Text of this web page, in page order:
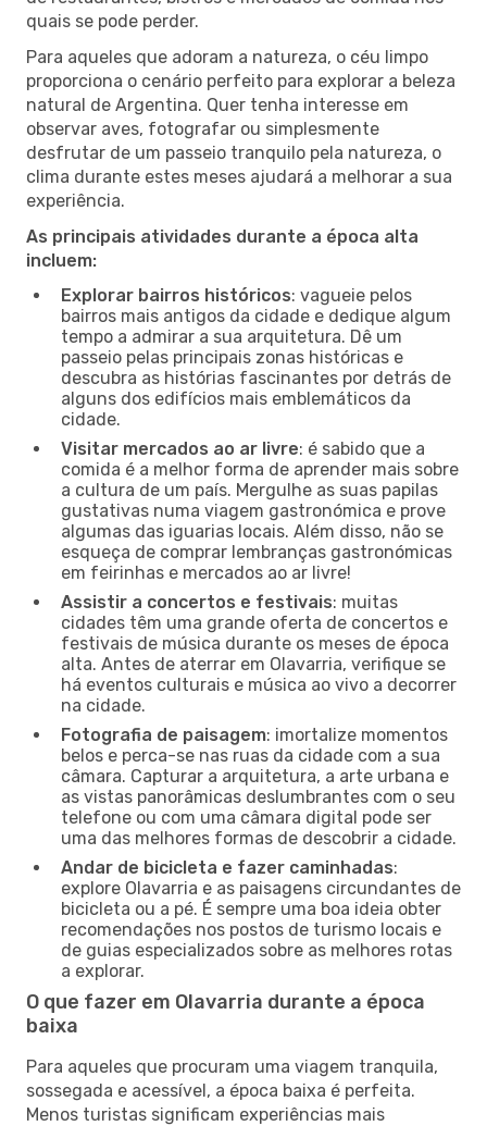
quais se pode perder.
Para aqueles que adoram a natureza, o céu limpo
proporciona o cenário perfeito para explorar a beleza
natural de Argentina. Quer tenha interesse em
observar aves, fotografar ou simplesmente
desfrutar de um passeio tranquilo pela natureza, o
clima durante estes meses ajudará a melhorar a sua
experiência.
As principais atividades durante a época alta
incluem:
Explorar bairros históricos: vagueie pelos
bairros mais antigos da cidade e dedique algum
tempo a admirar a sua arquitetura. Dê um
passeio pelas principais zonas históricas e
descubra as histórias fascinantes por detrás de
alguns dos edifícios mais emblemáticos da
cidade.
Visitar mercados ao ar livre: é sabido que a
comida é a melhor forma de aprender mais sobre
a cultura de um país. Mergulhe as suas papilas
gustativas numa viagem gastronómica e prove
algumas das iguarias locais. Além disso, não se
esqueça de comprar lembranças gastronómicas
em feirinhas e mercados ao ar livre!
Assistir a concertos e festivais: muitas
cidades têm uma grande oferta de concertos e
festivais de música durante os meses de época
alta. Antes de aterrar em Olavarria, verifique se
há eventos culturais e música ao vivo a decorrer
na cidade.
Fotografia de paisagem: imortalize momentos
belos e perca-se nas ruas da cidade com a sua
câmara. Capturar a arquitetura, a arte urbana e
as vistas panorâmicas deslumbrantes com o seu
telefone ou com uma câmara digital pode ser
uma das melhores formas de descobrir a cidade.
Andar de bicicleta e fazer caminhadas:
explore Olavarria e as paisagens circundantes de
bicicleta ou a pé. É sempre uma boa ideia obter
recomendações nos postos de turismo locais e
de guias especializados sobre as melhores rotas
a explorar.
O que fazer em Olavarria durante a época
baixa
Para aqueles que procuram uma viagem tranquila,
sossegada e acessível, a época baixa é perfeita.
Menos turistas significam experiências mais